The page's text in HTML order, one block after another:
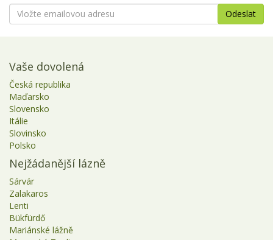
Vaše dovolená
Česká republika
Maďarsko
Slovensko
Itálie
Slovinsko
Polsko
Nejžádanější lázně
Sárvár
Zalakaros
Lenti
Bükfürdő
Mariánské lážně